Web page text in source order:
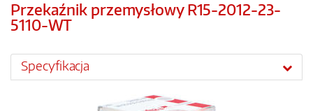
Przekaźnik przemysłowy R15-2012-23-
5110-WT
Specyfikacja